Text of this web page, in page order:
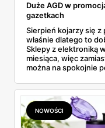
Duże AGD w
gazetkach
Sierpień kojarzy się z
właśnie dlatego to
Sklepy z elektroniką
miesiąca, więc
można na spokojnie
znalazłam, z cenami i
NOWOŚCI